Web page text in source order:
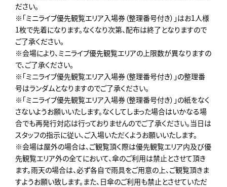
ださい。
※「ミニライブ優先観覧エリア入場券（整理番号付き）」はお1人様
1枚で先着になります。なくなり次第、配布は終了となりますので
ご了承ください。
※会場により、ミニライブ優先観覧エリアの上限数が異なりますの
で、ご了承ください。
※「ミニライブ優先観覧エリア入場券（整理番号付き）」の整理番
号はランダムとなりますのでご了承ください。
※「ミニライブ優先観覧エリア入場券（整理番号付き）」の紙をなく
さないようお願いいたします。なくしてしまった場合はいかなる場
合でも再発行対応は行っておりませんのでご了承ください。当日は
スタッフの指示に従い、ご入場いただくようお願いいたします。
※会場は屋外の場合は、ご観覧頂く際は優先観覧エリア内及び優
先観覧エリア外の全てにおいて、傘のご利用は禁止とさせて頂き
ます。雨天の場合は、必ず各自で雨具をご用意の上、ご観覧頂きま
すようお願い致します。また、日傘のご利用も禁止とさせていただ